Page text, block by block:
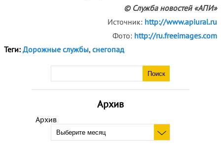
Архив
Архив
© Служба новостей «АПИ»
Источник: http://www.apiural.ru
Фото: http://ru.freeimages.com
Теги: Дорожные службы, снегопад